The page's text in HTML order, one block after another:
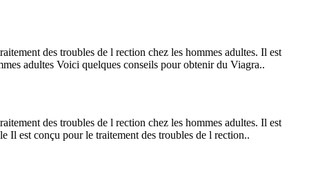
des troubles de l rection chez les hommes adultes. Il est
adultes Voici quelques conseils pour obtenir du Viagra..
des troubles de l rection chez les hommes adultes. Il est
Il est conçu pour le traitement des troubles de l rection..